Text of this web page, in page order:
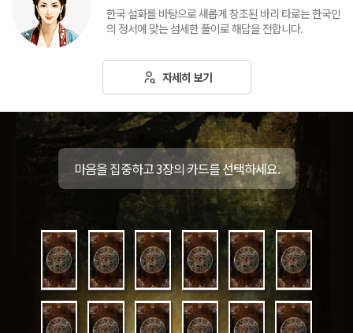
한국 설화를 바탕으로 새롭게 창조된 바리 타로는 한국인
의 정서에 맞는 섬세한 풀이로 해답을 전합니다.
자세히 보기
마음을 집중하고 3장의 카드를 선택하세요.